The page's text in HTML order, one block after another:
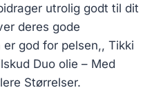
utrolig godt til dit
deres gode
god for pelsen,, Tikki
Duo olie – Med
Størrelser.